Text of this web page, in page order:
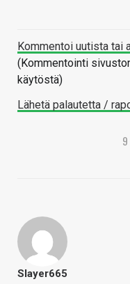
Kommentoi uutista tai
(Kommentointi
käytöstä)
Lähetä palautetta /
Slayer665